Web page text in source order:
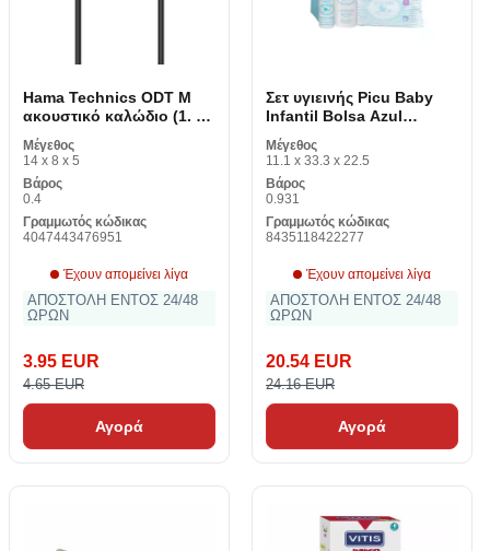
Hama Technics ODT M
ακουστικό καλώδιο (1. 5
m)
Μέγεθος
14 x 8 x 5
Βάρος
0.4
Γραμμωτός κώδικας
4047443476951
Έχουν απομείνει λίγα
ΑΠΟΣΤΟΛΗ ΕΝΤΟΣ 24/48
ΩΡΩΝ
3.95 EUR
4.65 EUR
Αγορά
Σετ υγιεινής Picu Baby
Infantil Bolsa Azul
Όμορφο Μωρό Μπλε 3
Αντικείμενα (3 pcs)
Μέγεθος
11.1 x 33.3 x 22.5
Βάρος
0.931
Γραμμωτός κώδικας
8435118422277
Έχουν απομείνει λίγα
ΑΠΟΣΤΟΛΗ ΕΝΤΟΣ 24/48
ΩΡΩΝ
20.54 EUR
24.16 EUR
Αγορά